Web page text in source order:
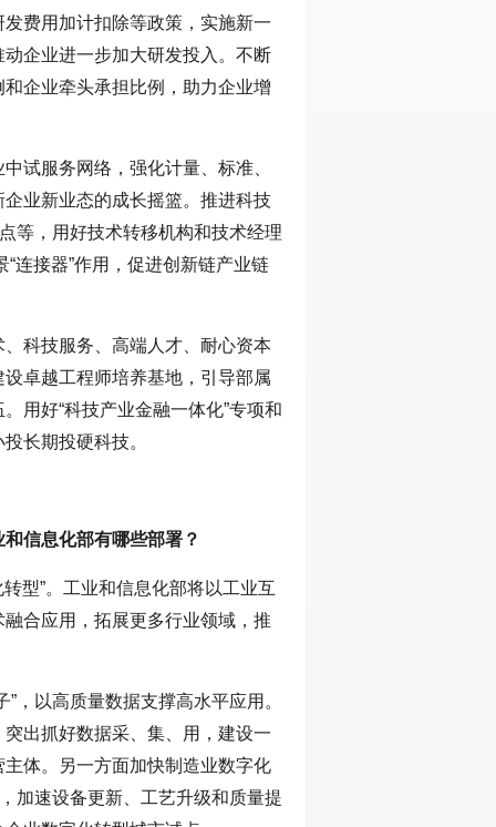
费用加计扣除等政策，实施新一
企业进一步加大研发投入。不断
企业牵头承担比例，助力企业增
试服务网络，强化计量、标准、
业新业态的成长摇篮。推进科技
等，用好技术转移机构和技术经理
“连接器”作用，促进创新链产业链
科技服务、高端人才、耐心资本
卓越工程师培养基地，引导部属
用好“科技产业金融一体化”专项和
长期投硬科技。
信息化部有哪些部署？
型”。工业和信息化部将以工业互
合应用，拓展更多行业领域，推
，以高质量数据支撑高水平应用。
出抓好数据采、集、用，建设一
体。另一方面加快制造业数字化
加速设备更新、工艺升级和质量提